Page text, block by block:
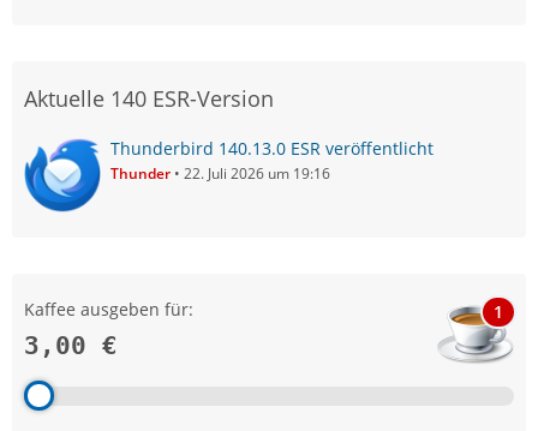
Aktuelle 140 ESR-Version
Thunderbird 140.13.0 ESR veröffentlicht
Thunder 22. Juli 2026 um 19:16
Kaffee ausgeben für:
3,00 €
1